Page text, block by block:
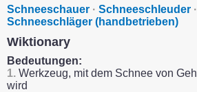
Schneeschauer · Schneeschleuder ·
Schneeschläger (handbetrieben)
Wiktionary
Bedeutungen:
1. Werkzeug, mit dem Schnee von
wird